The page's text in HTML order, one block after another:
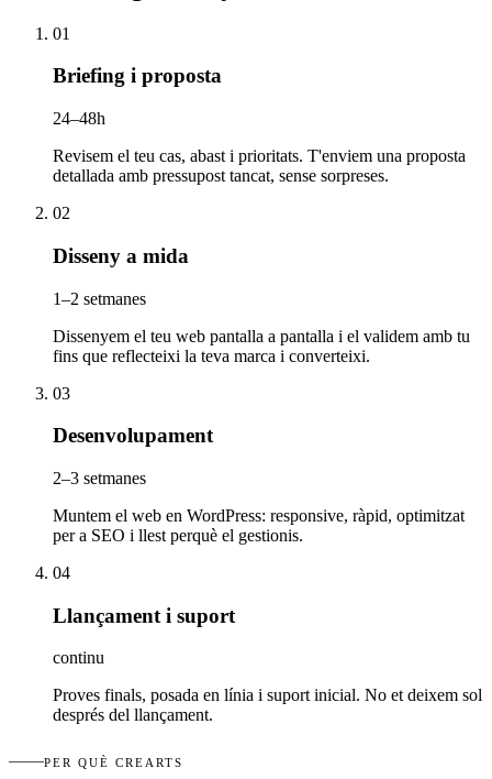
01
Briefing i proposta
24–48h
Revisem el teu cas, abast i prioritats. T'enviem una proposta
detallada amb pressupost tancat, sense sorpreses.
02
Disseny a mida
1–2 setmanes
Dissenyem el teu web pantalla a pantalla i el validem amb tu
fins que reflecteixi la teva marca i converteixi.
03
Desenvolupament
2–3 setmanes
Muntem el web en WordPress: responsive, ràpid, optimitzat
per a SEO i llest perquè el gestionis.
04
Llançament i suport
continu
Proves finals, posada en línia i suport inicial. No et deixem sol
després del llançament.
PER QUÈ CREARTS